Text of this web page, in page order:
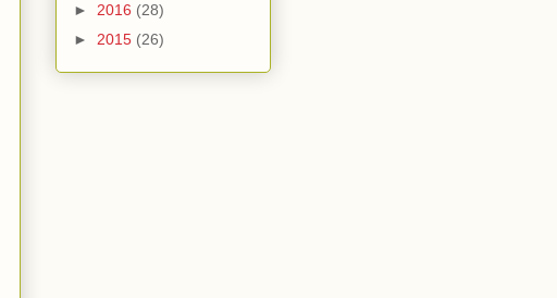
► 2016 (28)
► 2015 (26)